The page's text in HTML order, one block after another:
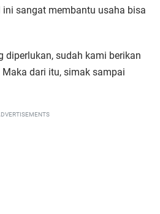
ini sangat membantu usaha bisa
diperlukan, sudah kami berikan
dari itu, simak sampai